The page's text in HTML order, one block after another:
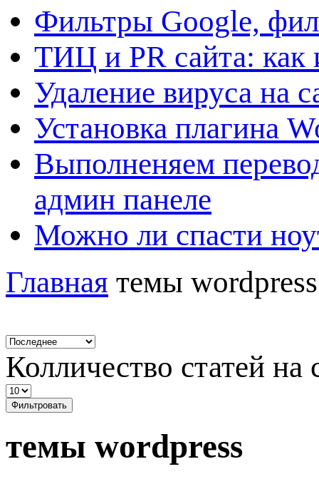
Фильтры Google,
ТИЦ и PR сайта: как
Удаление вируса на
Установка плагина
Выполненяем
админ панеле
Можно ли спасти
Главная темы wordpress
Колличество статей на
Фильтровать
темы wordpress